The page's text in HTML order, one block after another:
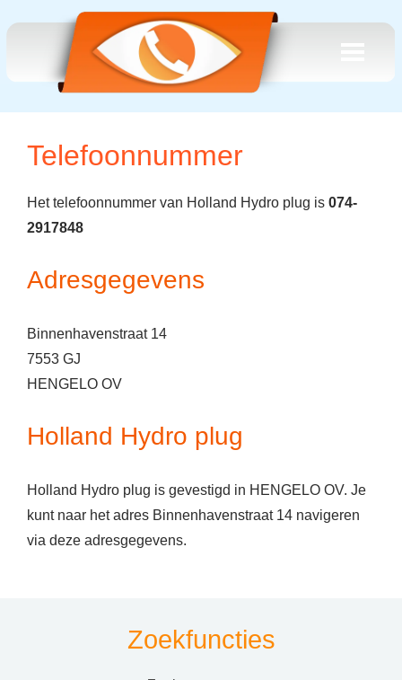
Telefoonnummer
Het telefoonnummer van Holland Hydro plug is 074-
2917848
Adresgegevens
Binnenhavenstraat 14
7553 GJ
HENGELO OV
Holland Hydro plug
Holland Hydro plug is gevestigd in HENGELO OV. Je
kunt naar het adres Binnenhavenstraat 14 navigeren
via deze adresgegevens.
Zoekfuncties